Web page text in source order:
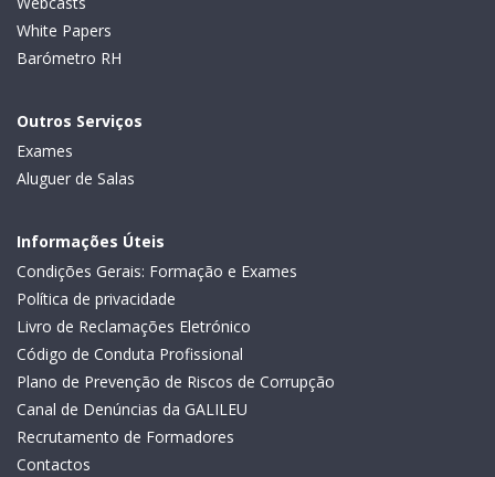
White Papers
Barómetro RH
Outros Serviços
Exames
Aluguer de Salas
Informações Úteis
Condições Gerais: Formação e Exames
Política de privacidade
Livro de Reclamações Eletrónico
Código de Conduta Profissional
Plano de Prevenção de Riscos de Corrupção
Canal de Denúncias da GALILEU
Recrutamento de Formadores
Contactos